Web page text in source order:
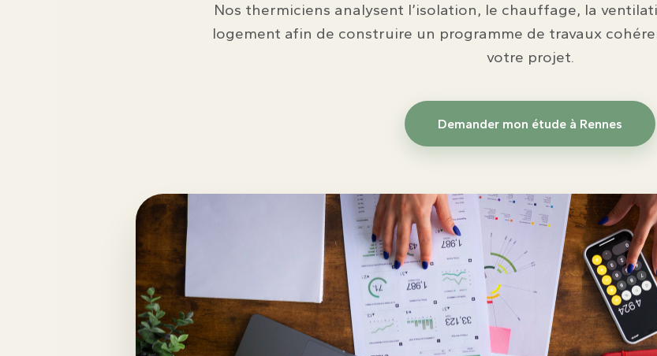
Nos thermiciens analysent l’isolation, le chauffage, la
logement afin de construire un programme de travaux
votre projet.
Demander mon étude à Rennes